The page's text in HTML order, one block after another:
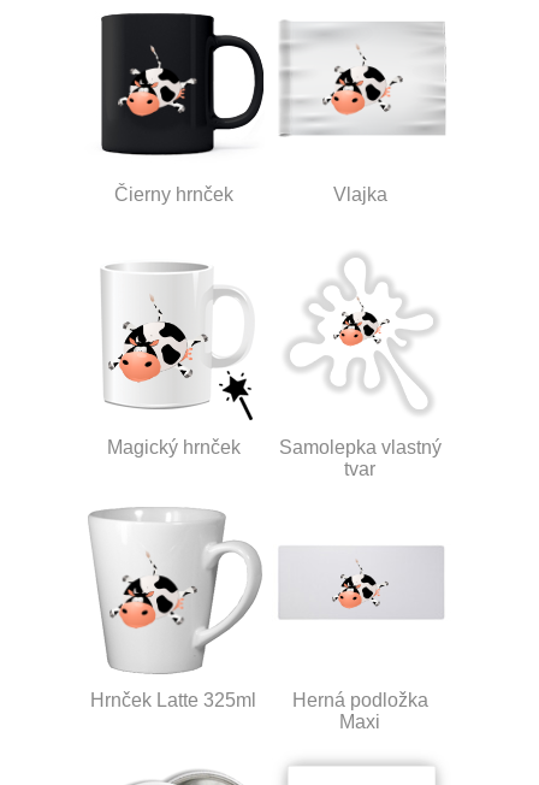
Čierny hrnček Vlajka
Magický hrnček
Samolepka vlastný
tvar
Hrnček Latte 325ml
Herná podložka
Maxi